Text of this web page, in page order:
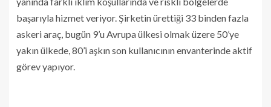
başarıyla hizmet veriyor. Şirketin ürettiği 33 binden fazla
askeri araç, bugün 9’u Avrupa ülkesi olmak üzere 50’ye
yakın ülkede, 80’i aşkın son kullanıcının envanterinde aktif
görev yapıyor.